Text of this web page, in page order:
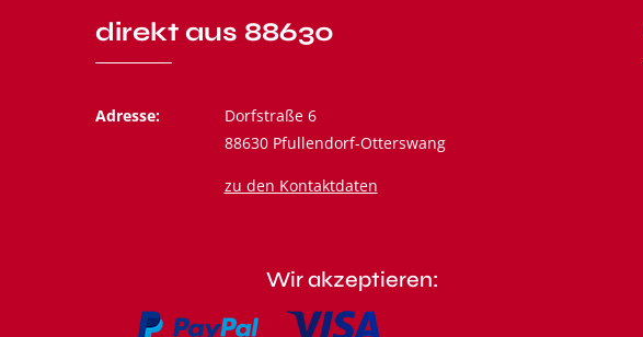
direkt aus 88630
Adresse:
Dorfstraße 6
88630 Pfullendorf-Otterswang
zu den Kontaktdaten
Wir akzeptieren: